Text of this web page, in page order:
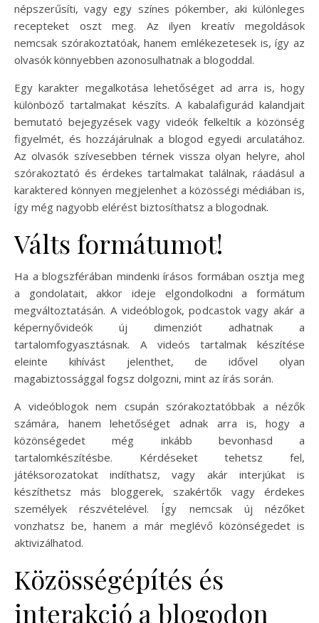
népszerűsíti, vagy egy színes pókember, aki különleges
recepteket oszt meg. Az ilyen kreatív megoldások
nemcsak szórakoztatóak, hanem emlékezetesek is, így az
olvasók könnyebben azonosulhatnak a blogoddal.
Egy karakter megalkotása lehetőséget ad arra is, hogy
különböző tartalmakat készíts. A kabalafigurád kalandjait
bemutató bejegyzések vagy videók felkeltik a közönség
figyelmét, és hozzájárulnak a blogod egyedi arculatához.
Az olvasók szívesebben térnek vissza olyan helyre, ahol
szórakoztató és érdekes tartalmakat találnak, ráadásul a
karaktered könnyen megjelenhet a közösségi médiában is,
így még nagyobb elérést biztosíthatsz a blogodnak.
Válts formátumot!
Ha a blogszférában mindenki írásos formában osztja meg
a gondolatait, akkor ideje elgondolkodni a formátum
megváltoztatásán. A videóblogok, podcastok vagy akár a
képernyővideók új dimenziót adhatnak a
tartalomfogyasztásnak. A videós tartalmak készítése
eleinte kihívást jelenthet, de idővel olyan
magabiztossággal fogsz dolgozni, mint az írás során.
A videóblogok nem csupán szórakoztatóbbak a nézők
számára, hanem lehetőséget adnak arra is, hogy a
közönségedet még inkább bevonhasd a
tartalomkészítésbe. Kérdéseket tehetsz fel,
játéksorozatokat indíthatsz, vagy akár interjúkat is
készíthetsz más bloggerek, szakértők vagy érdekes
személyek részvételével. Így nemcsak új nézőket
vonzhatsz be, hanem a már meglévő közönségedet is
aktivizálhatod.
Közösségépítés és
interakció a blogodon